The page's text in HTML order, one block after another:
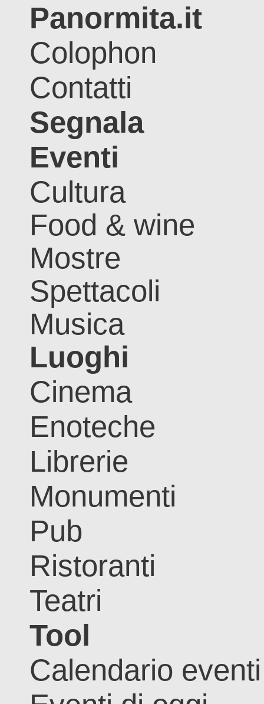
Panormita.it
Colophon
Contatti
Segnala
Eventi
Cultura
Food & wine
Mostre
Spettacoli
Musica
Luoghi
Cinema
Enoteche
Librerie
Monumenti
Pub
Ristoranti
Teatri
Tool
Calendario eventi